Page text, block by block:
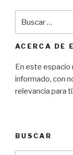
ACERCA DE
En este
informado, con
relevancia para tí.
BUSCAR